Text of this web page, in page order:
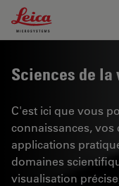
Leica Microsystems
Sciences de la
C'est ici que vous
connaissances, vos
applications
domaines
visualisation